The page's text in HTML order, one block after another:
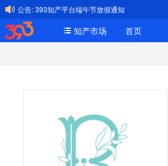
公告:393知产平台端午节放假通知
知产市场 首页